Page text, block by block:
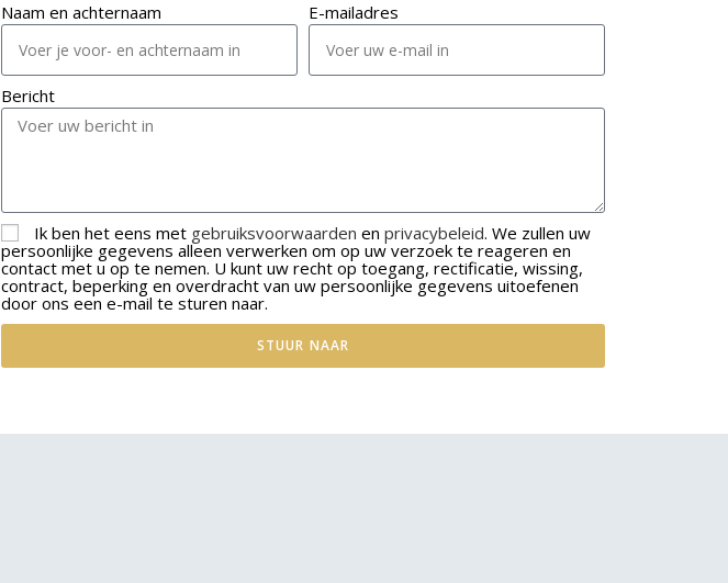
Naam en achternaam E-mailadres
Bericht
Ik ben het eens met gebruiksvoorwaarden en privacybeleid. We zullen uw
persoonlijke gegevens alleen verwerken om op uw verzoek te reageren en
contact met u op te nemen. U kunt uw recht op toegang, rectificatie, wissing,
contract, beperking en overdracht van uw persoonlijke gegevens uitoefenen
door ons een e-mail te sturen naar.
STUUR NAAR